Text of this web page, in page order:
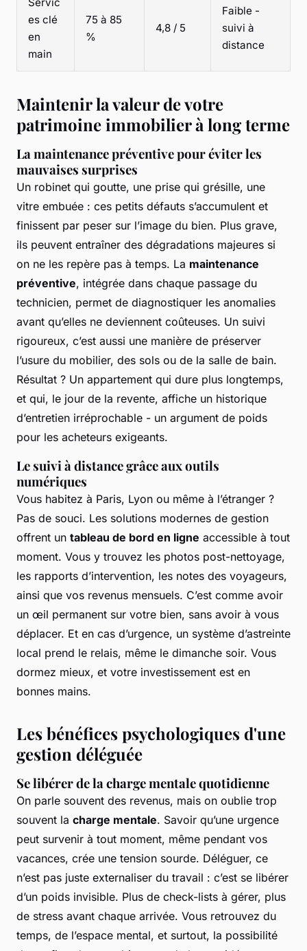
Servic
es clé
en
main
75 à 85
%
4,8 / 5
Faible -
suivi à
distance
Maintenir la valeur de votre
patrimoine immobilier à long terme
La maintenance préventive pour éviter les
mauvaises surprises
Un robinet qui goutte, une prise qui grésille, une
vitre embuée : ces petits défauts s’accumulent et
finissent par peser sur l’image du bien. Plus grave,
ils peuvent entraîner des dégradations majeures si
on ne les repère pas à temps. La maintenance
préventive, intégrée dans chaque passage du
technicien, permet de diagnostiquer les anomalies
avant qu’elles ne deviennent coûteuses. Un suivi
rigoureux, c’est aussi une manière de préserver
l’usure du mobilier, des sols ou de la salle de bain.
Résultat ? Un appartement qui dure plus longtemps,
et qui, le jour de la revente, affiche un historique
d’entretien irréprochable - un argument de poids
pour les acheteurs exigeants.
Le suivi à distance grâce aux outils
numériques
Vous habitez à Paris, Lyon ou même à l’étranger ?
Pas de souci. Les solutions modernes de gestion
offrent un tableau de bord en ligne accessible à tout
moment. Vous y trouvez les photos post-nettoyage,
les rapports d’intervention, les notes des voyageurs,
ainsi que vos revenus mensuels. C’est comme avoir
un œil permanent sur votre bien, sans avoir à vous
déplacer. Et en cas d’urgence, un système d’astreinte
local prend le relais, même le dimanche soir. Vous
dormez mieux, et votre investissement est en
bonnes mains.
Les bénéfices psychologiques d'une
gestion déléguée
Se libérer de la charge mentale quotidienne
On parle souvent des revenus, mais on oublie trop
souvent la charge mentale. Savoir qu’une urgence
peut survenir à tout moment, même pendant vos
vacances, crée une tension sourde. Déléguer, ce
n’est pas juste externaliser du travail : c’est se libérer
d’un poids invisible. Plus de check-lists à gérer, plus
de stress avant chaque arrivée. Vous retrouvez du
temps, de l’espace mental, et surtout, la possibilité